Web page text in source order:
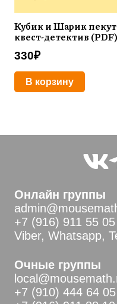
Кубик и Шарик
квест-детектив (PDF)
330₽
В корзину
Онлайн группы
+7 (916) 911 55 05
Viber, Whatsapp,
Очные группы
+7 (910) 444 64 05